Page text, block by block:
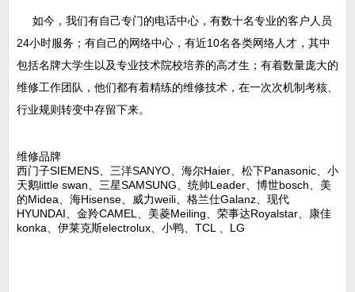
如今，我们有自己专门的电话中心，有数十名专业的客户人员
24小时服务；有自己的网络中心，有近10名各类网络人才，其中
包括名牌大学生以及专业技术院校培养的高才生；有着数量庞大的
维修工作团队，他们都有着精练的维修技术，在一次次机制考核、
行业规则转变中存留下来。
维修品牌
西门子SIEMENS、三洋SANYO、海尔Haier、松下Panasonic、小
天鹅little swan、三星SAMSUNG、统帅Leader、博世bosch、美
的Midea、海Hisense、威力weili、格兰仕Galanz、现代
HYUNDAI、金羚CAMEL、美菱Meiling、荣事达Royalstar、康佳
konka、伊莱克斯electrolux、小鸭、TCL 、LG